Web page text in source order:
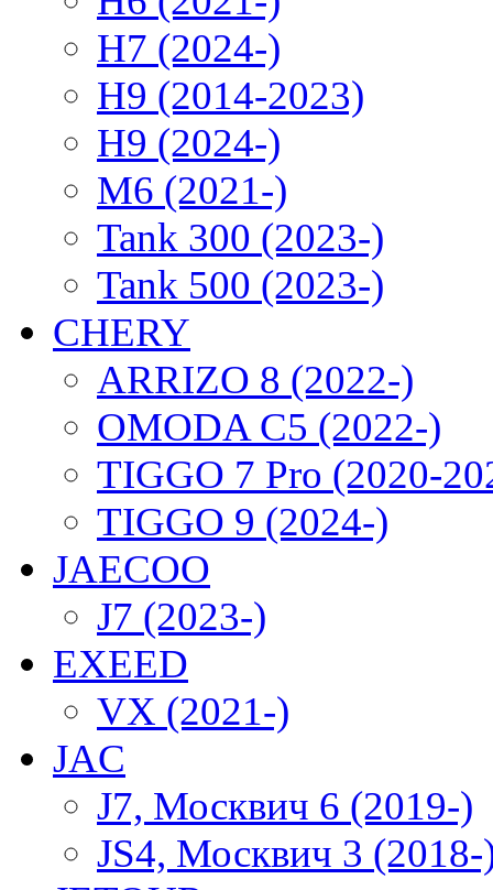
H7 (2024-)
H9 (2014-2023)
H9 (2024-)
M6 (2021-)
Tank 300 (2023-)
Tank 500 (2023-)
CHERY
ARRIZO 8 (2022-)
OMODA C5 (2022-)
TIGGO 7 Pro (2020-
TIGGO 9 (2024-)
JAECOO
J7 (2023-)
EXEED
VX (2021-)
JAC
J7, Москвич 6 (2019-)
JS4, Москвич 3 (2018-